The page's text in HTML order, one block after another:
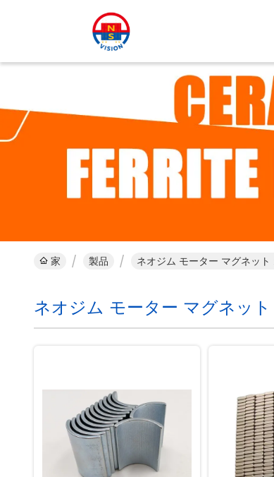
家 製品 ネオジム モーター マグネット
ネオジム モーター マグネット